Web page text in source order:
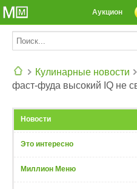
Аукцион
Кулинарные новости
фаст-фуда высокий IQ не
Новости
Это интересно
Миллион Меню